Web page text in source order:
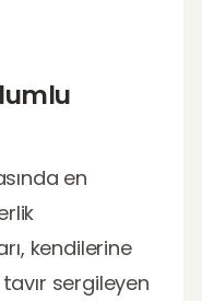
en
kendilerine
sergileyen